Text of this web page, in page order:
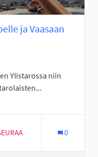
ja Vaasaan
Ylistarossa niin
Seinäjoki
SEURAAJAA 0